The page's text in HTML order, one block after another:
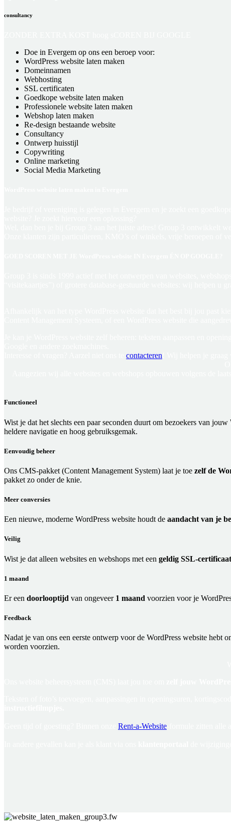
consultancy
Doe in Evergem op ons een beroep voor:
WordPress website laten maken
Domeinnamen
Webhosting
SSL certificaten
Goedkope website laten maken
Professionele website laten maken
Webshop laten maken
Re-design bestaande website
Consultancy
Ontwerp huisstijl
Copywriting
Online marketing
Social Media Marketing
contacteren
Functioneel
Wist je dat het slechts een paar seconden duurt om bezoekers van
heldere navigatie en hoog gebruiksgemak.
Eenvoudig beheer
Ons CMS-pakket (Content Management System) laat je toe zelf de
pakket zo onder de knie.
Meer conversies
Een nieuwe, moderne WordPress website houdt de aandacht van je
Veilig
Wist je dat alleen websites en webshops met een geldig SSL-certificaat
1 maand
Er een doorlooptijd van ongeveer 1 maand voorzien voor je
Feedback
Nadat je van ons een eerste ontwerp voor de WordPress website hebt
worden voorzien.
Rent-a-Website